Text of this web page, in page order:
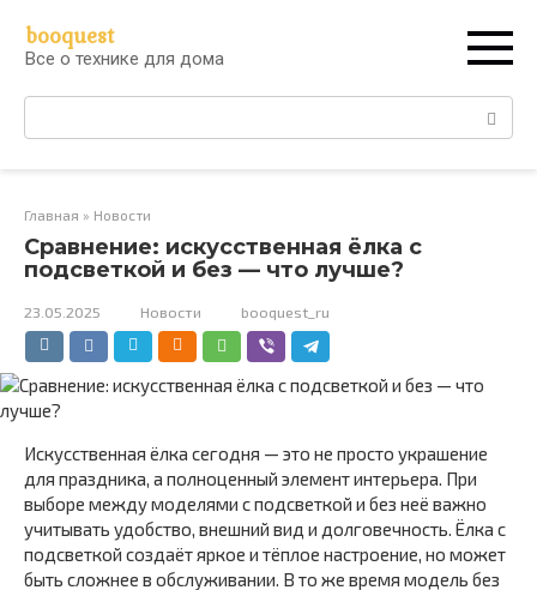
контенту
booquest
Все о технике для дома
Поиск:
Главная » Новости
Сравнение: искусственная ёлка с
подсветкой и без — что лучше?
23.05.2025 Новости booquest_ru
Искусственная ёлка сегодня — это не просто украшение
для праздника, а полноценный элемент интерьера. При
выборе между моделями с подсветкой и без неё важно
учитывать удобство, внешний вид и долговечность. Ёлка с
подсветкой создаёт яркое и тёплое настроение, но может
быть сложнее в обслуживании. В то же время модель без